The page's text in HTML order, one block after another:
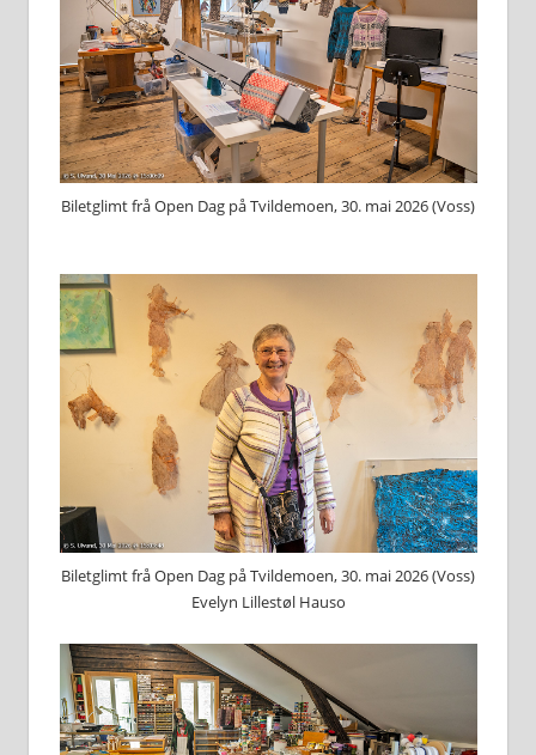
Biletglimt frå Open Dag på Tvildemoen, 30. mai 2026 (Voss)
Biletglimt frå Open Dag på Tvildemoen, 30. mai 2026 (Voss)
Evelyn Lillestøl Hauso